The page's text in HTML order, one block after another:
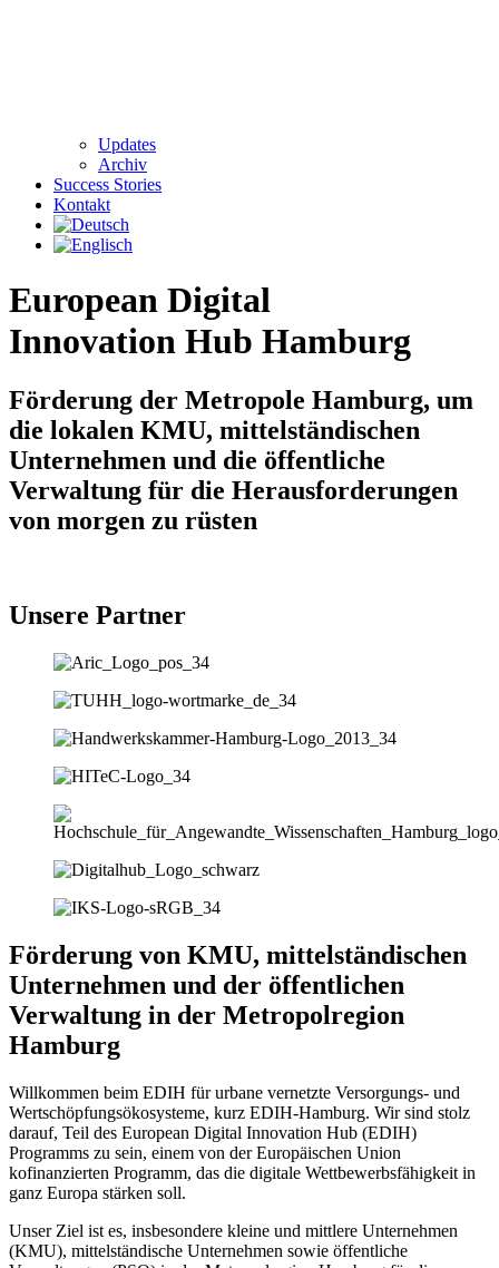
Updates
Archiv
Success Stories
Kontakt
European Digital
Innovation Hub Hamburg
Förderung der Metropole Hamburg, um
die lokalen KMU, mittelständischen
Unternehmen und die öffentliche
Verwaltung für die Herausforderungen
von morgen zu rüsten
Unsere Partner
Förderung von KMU, mittelständischen
Unternehmen und der öffentlichen
Verwaltung in der Metropolregion
Hamburg
Willkommen beim EDIH für urbane vernetzte Versorgungs- und
Wertschöpfungsökosysteme, kurz EDIH-Hamburg. Wir sind stolz
darauf, Teil des European Digital Innovation Hub (EDIH)
Programms zu sein, einem von der Europäischen Union
kofinanzierten Programm, das die digitale Wettbewerbsfähigkeit in
ganz Europa stärken soll.
Unser Ziel ist es, insbesondere kleine und mittlere Unternehmen
(KMU), mittelständische Unternehmen sowie öffentliche